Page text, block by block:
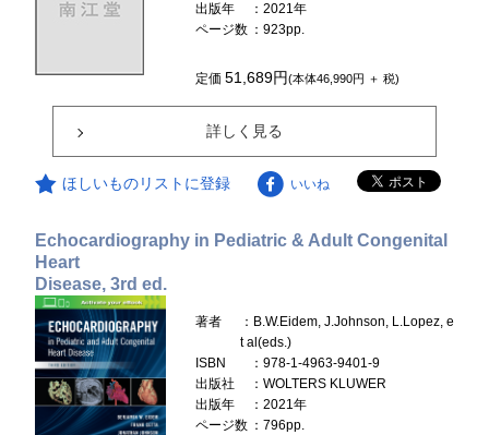
出版年
：2021年
ページ数 ：923pp.
定価51,689円(本体46,990円 ＋ 税)
詳しく見る
ほしいものリストに登録 いいね
Echocardiography in Pediatric & Adult Congenital
Heart
Disease, 3rd ed.
著者
：B.W.Eidem, J.Johnson, L.Lopez, e
t al(eds.)
ISBN
：978-1-4963-9401-9
出版社
：WOLTERS KLUWER
出版年
：2021年
ページ数 ：796pp.